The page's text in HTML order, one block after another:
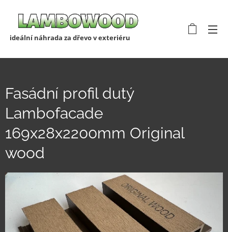
ideální náhrada za dřevo v exteriéru
Fasádní profil dutý
Lambofacade
169x28x2200mm Original
wood